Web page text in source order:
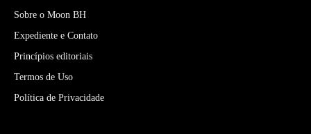
Sobre o Moon BH
Expediente e Contato
Princípios editoriais
Termos de Uso
Política de Privacidade